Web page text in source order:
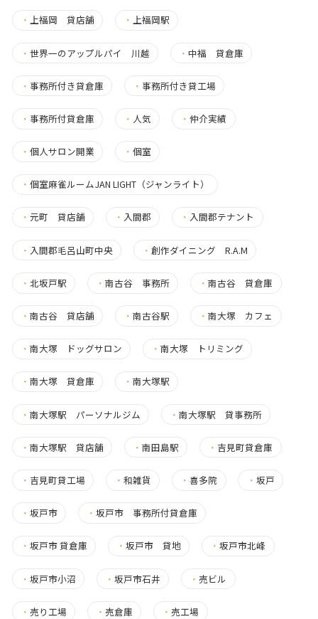
・ 上福岡 貸店舗 ・上福岡駅
・ 世界一のアップルパイ 川越 ・中福 貸倉庫
・ 事務所付き貸倉庫 ・ 事務所付き貸工場
・ 事務所付貸倉庫 ・ 人気 ・仲介実績
・ 個人サロン開業 ・個室
・ 個室麻雀ルームJAN LIGHT（ジャンライト）
・ 元町 貸店舗 ・ 入間郡 ・ 入間郡テナント
・ 入間郡毛呂山町中央 ・創作ダイニング R.A.M
・ 北坂戸駅 ・南古谷 事務所 ・南古谷 貸倉庫
・ 南古谷 貸店舗 ・南古谷駅 ・南大塚 カフェ
・ 南大塚 ドッグサロン ・南大塚 トリミング
・ 南大塚 貸倉庫 ・南大塚駅
・ 南大塚駅 パーソナルジム ・南大塚駅 貸事務所
・ 南大塚駅 貸店舗 ・南田島駅 ・ 吉見町貸倉庫
・ 吉見町貸工場 ・和雑貨 ・喜多院 ・ 坂戸
・ 坂戸市 ・坂戸市 事務所付貸倉庫
・ 坂戸市 貸倉庫 ・坂戸市 貸地 ・坂戸市北峰
・ 坂戸市小沼 ・坂戸市石井 ・ 売ビル
・ 売り工場 ・ 売倉庫 ・ 売工場